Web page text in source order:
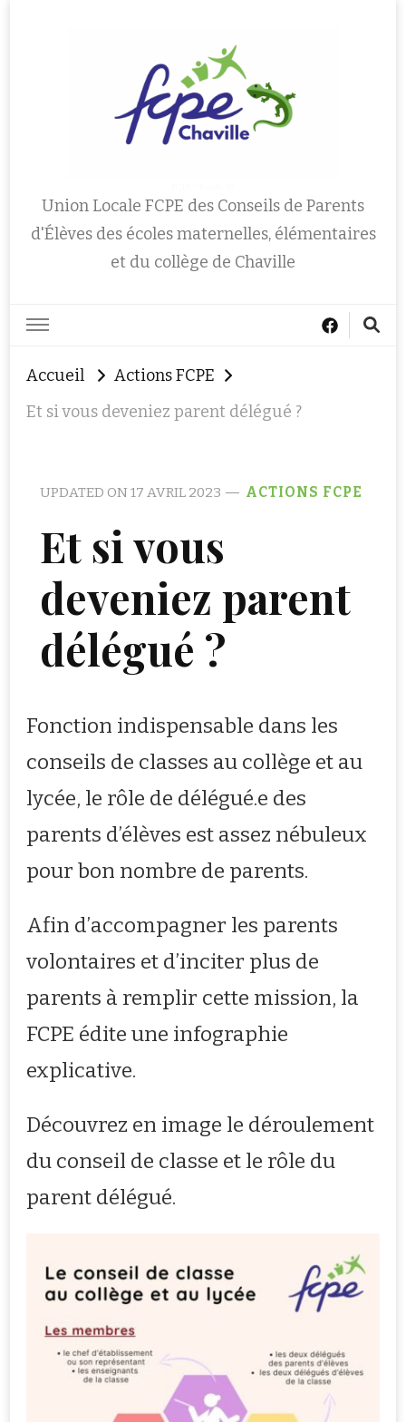
Union Locale FCPE des Conseils de Parents
d'Élèves des écoles maternelles, élémentaires
et du collège de Chaville
Accueil
Actions FCPE
Et si vous deveniez parent délégué ?
UPDATED ON17 AVRIL 2023 ACTIONS FCPE
Et si vous
deveniez parent
délégué ?
Fonction indispensable dans les
conseils de classes au collège et au
lycée, le rôle de délégué.e des
parents d’élèves est assez nébuleux
pour bon nombre de parents.
Afin d’accompagner les parents
volontaires et d’inciter plus de
parents à remplir cette mission, la
FCPE édite une infographie
explicative.
Découvrez en image le déroulement
du conseil de classe et le rôle du
parent délégué.